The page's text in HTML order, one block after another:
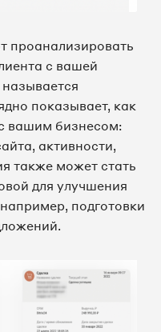
проанализировать
с вашей
показывает, как
вашим бизнесом:
активности,
также может стать
для улучшения
подготовки